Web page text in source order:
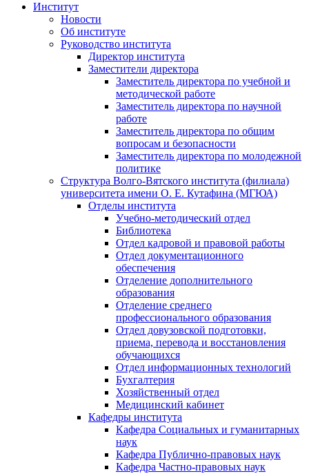
Институт
Новости
Об институте
Руководство института
Директор института
Заместители директора
Заместитель директора по учебной и
методической работе
Заместитель директора по научной
работе
Заместитель директора по общим
вопросам и безопасности
Заместитель директора по молодежной
политике
Структура Волго-Вятского института (филиала)
университета имени О. Е. Кутафина (МГЮА)
Отделы института
Учебно-методический отдел
Библиотека
Отдел кадровой и правовой работы
Отдел документационного
обеспечения
Отделение дополнительного
образования
Отделение среднего
профессионального образования
Отдел довузовской подготовки,
приема, перевода и восстановления
обучающихся
Отдел информационных технологий
Бухгалтерия
Хозяйственный отдел
Медицинский кабинет
Кафедры института
Кафедра Социальных и гуманитарных
наук
Кафедра Публично-правовых наук
Кафедра Частно-правовых наук